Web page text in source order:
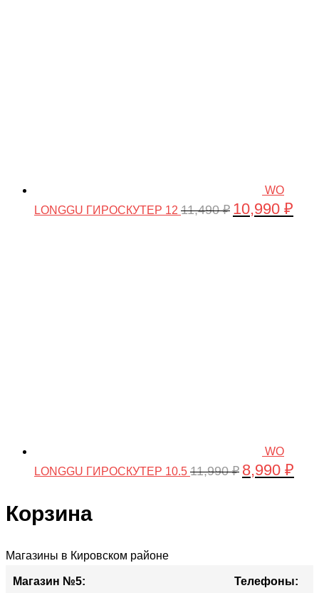
WO
LONGGU ГИРОСКУТЕР 12 11,490₽ 10,990 ₽
WO
LONGGU ГИРОСКУТЕР 10.5 11,990₽ 8,990 ₽
Корзина
Прокрутка
Магазины в Кировском районе
Магазин №5:
Телефоны: